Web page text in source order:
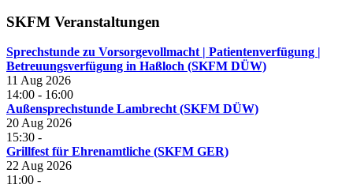
SKFM Veranstaltungen
Sprechstunde zu Vorsorgevollmacht | Patientenverfügung |
Betreuungsverfügung in Haßloch (SKFM DÜW)
11 Aug 2026
14:00 - 16:00
Außensprechstunde Lambrecht (SKFM DÜW)
20 Aug 2026
15:30 -
Grillfest für Ehrenamtliche (SKFM GER)
22 Aug 2026
11:00 -